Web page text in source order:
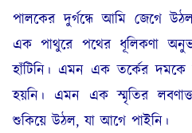
পালকের দুর্গন্ধে আমি জেগে
এক পাথুরে পথের ধূলিকণা
হাঁটিনি। এমন এক তর্কের
হয়নি। এমন এক স্মৃতির
শুকিয়ে উঠল, যা আগে পাইনি।